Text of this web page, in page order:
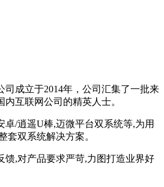
司成立于2014年，公司汇集了一批来
互联网公司的精英人士。
卓/逍遥U棒,迈微平台双系统等,为用
套双系统解决方案。
馈,对产品要求严苛,力图打造业界好